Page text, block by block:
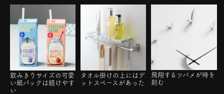
飲みきりサイズの可愛
い紙パックは続けやす
い
タオル掛けの上にはデ
ットスペースがあった
飛翔するツバメが時を
刻む